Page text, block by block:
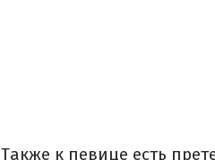
Также к певице есть